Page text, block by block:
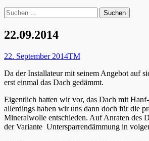
Suchen
Suche
nach:
22.09.2014
Posted
22. September 2014Autor
TM
Da der Installateur mit seinem Angebot auf
erst einmal das Dach gedämmt.
Eigentlich hatten wir vor, das Dach mit
allerdings haben wir uns dann doch für die
Mineralwolle entschieden. Auf Anraten des
der Variante Untersparrendämmung in